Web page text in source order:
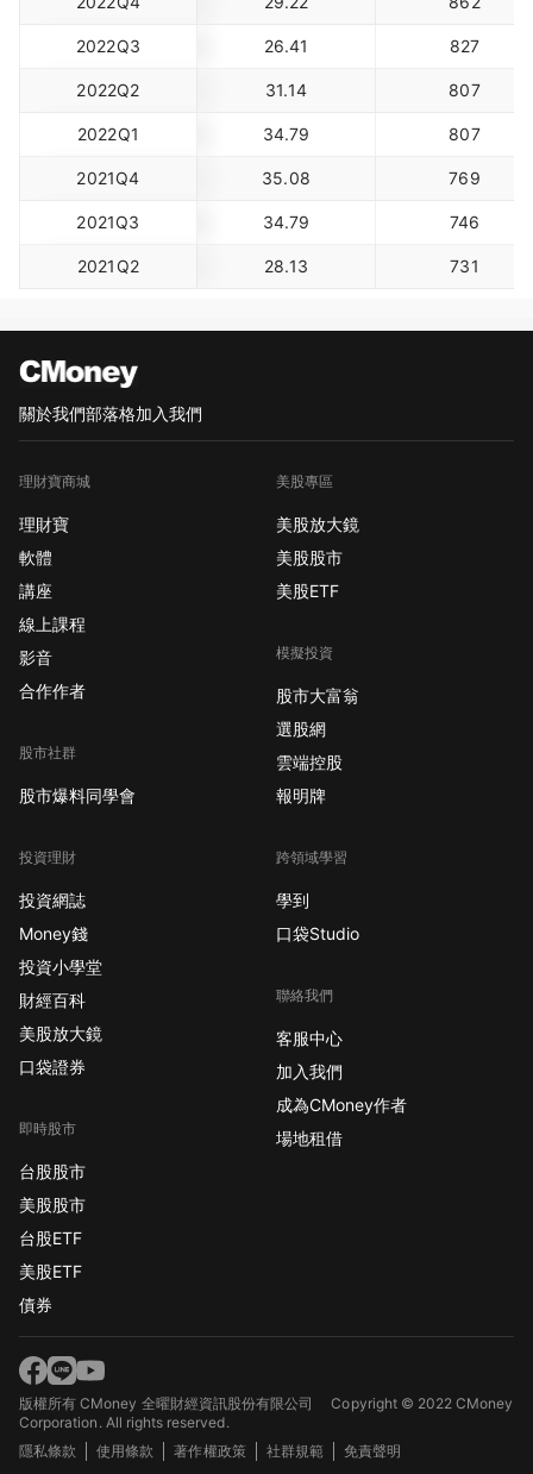
2022Q3 26.41 827
2022Q2 31.14 807
2022Q1 34.79 807
2021Q4 35.08 769
2021Q3 34.79 746
2021Q2 28.13 731
關於我們部落格加入我們
理財寶商城
理財寶
軟體
講座
線上課程
影音
合作作者
股市社群
股市爆料同學會
投資理財
投資網誌
Money錢
投資小學堂
財經百科
美股放大鏡
口袋證券
即時股市
台股股市
美股股市
台股ETF
美股ETF
債券
美股專區
美股放大鏡
美股股市
美股ETF
模擬投資
股市大富翁
選股網
雲端控股
報明牌
跨領域學習
學到
口袋Studio
聯絡我們
客服中心
加入我們
成為CMoney作者
場地租借
版權所有 CMoney 全曜財經資訊股份有限公司Copyright © 2022 CMoney
Corporation. All rights reserved.
隱私條款
使用條款 著作權政策 社群規範 免責聲明